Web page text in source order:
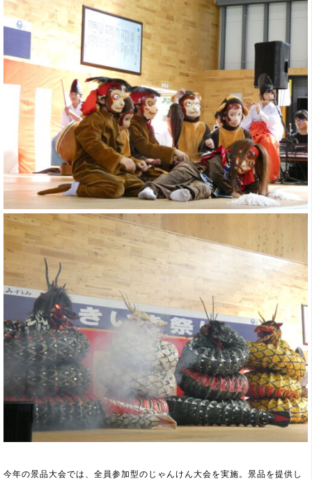
今年の景品大会では、全員参加型のじゃんけん大会を実施。景品を提供し